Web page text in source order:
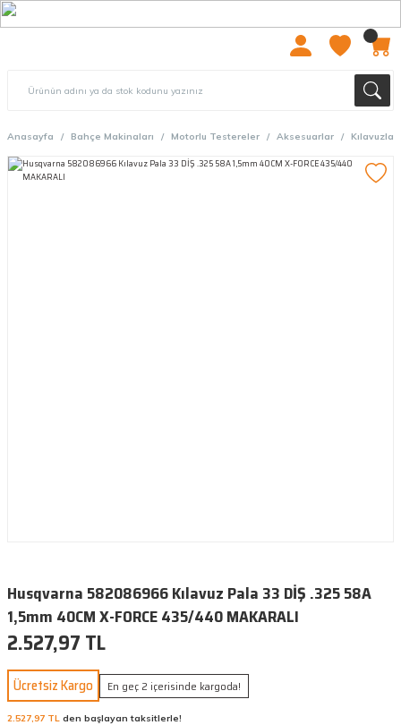
Anasayfa Bahçe Makinaları Motorlu Testereler Aksesuarlar Kılavuzlar
Husqvarna 582086966 Kılavuz Pala 33 DİŞ .325 58A
1,5mm 40CM X-FORCE 435/440 MAKARALI
2.527,97 TL
Ücretsiz Kargo En geç 2 içerisinde kargoda!
2.527,97 TL den başlayan taksitlerle!